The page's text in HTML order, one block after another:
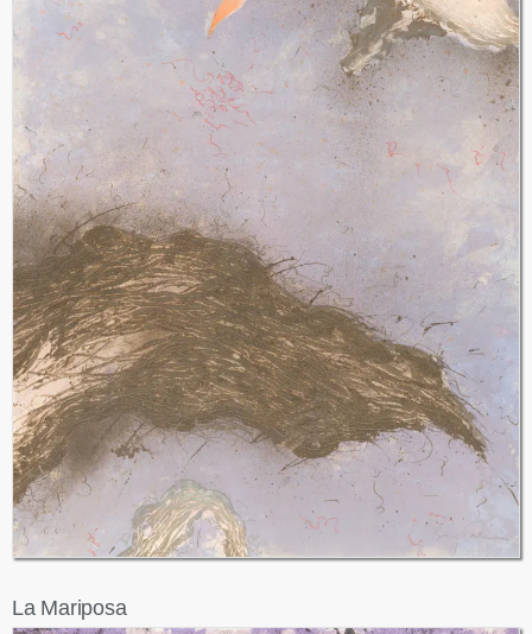
La Mariposa